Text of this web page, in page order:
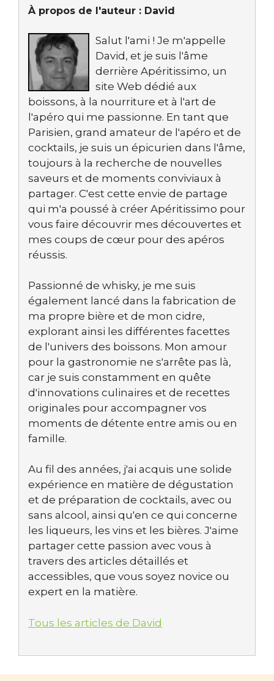
À propos de l'auteur : David
Salut l'ami ! Je m'appelle
David, et je suis l'âme
derrière Apéritissimo, un
site Web dédié aux
boissons, à la nourriture et à l'art de
l'apéro qui me passionne. En tant que
Parisien, grand amateur de l'apéro et de
cocktails, je suis un épicurien dans l'âme,
toujours à la recherche de nouvelles
saveurs et de moments conviviaux à
partager. C'est cette envie de partage
qui m'a poussé à créer Apéritissimo pour
vous faire découvrir mes découvertes et
mes coups de cœur pour des apéros
réussis.
Passionné de whisky, je me suis
également lancé dans la fabrication de
ma propre bière et de mon cidre,
explorant ainsi les différentes facettes
de l'univers des boissons. Mon amour
pour la gastronomie ne s'arrête pas là,
car je suis constamment en quête
d'innovations culinaires et de recettes
originales pour accompagner vos
moments de détente entre amis ou en
famille.
Au fil des années, j'ai acquis une solide
expérience en matière de dégustation
et de préparation de cocktails, avec ou
sans alcool, ainsi qu'en ce qui concerne
les liqueurs, les vins et les bières. J'aime
partager cette passion avec vous à
travers des articles détaillés et
accessibles, que vous soyez novice ou
expert en la matière.
Tous les articles de David